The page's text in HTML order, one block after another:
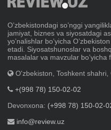
Oʼzbekistondagi soʼnggi
jamiyat, biznes va siyosatdagi
yoʼnalishlar boʼyicha
etadi. Siyosatshunoslar va
masalalar va mavzular boʼyicha
O'zbekiston, Toshkent
+(998 78) 150-02-02
Devonxona: (+998 78) 150-02-
info@review.uz